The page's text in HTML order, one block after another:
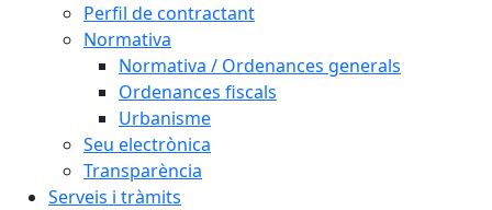
Perfil de contractant
Normativa
Normativa / Ordenances generals
Ordenances fiscals
Urbanisme
Seu electrònica
Transparència
Serveis i tràmits